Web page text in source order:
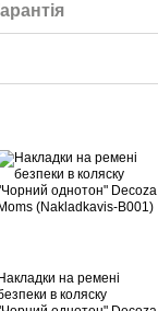
Накладки на ремені
в коляску